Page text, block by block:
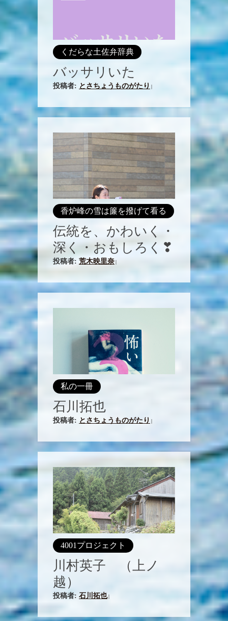
くだらな土佐弁辞典
バッサリいた
投稿者: とさちょうものがたり
香炉峰の雪は簾を撥げて看る
伝統を、かわいく・
深く・おもしろく❣
投稿者: 荒木映里奈
私の一冊
石川拓也
投稿者: とさちょうものがたり
4001プロジェクト
川村英子 （上ノ
越）
投稿者: 石川拓也|